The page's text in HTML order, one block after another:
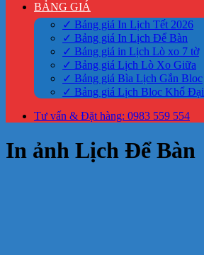
BẢNG GIÁ
✓ Bảng giá In Lịch Tết 2026
✓ Bảng giá In Lịch Để Bàn
✓ Bảng giá in Lịch Lò xo 7 tờ
✓ Bảng giá Lịch Lò Xo Giữa
✓ Bảng giá Bìa Lịch Gắn Bloc
✓ Bảng giá Lịch Bloc Khổ Đại
Tư vấn & Đặt hàng: 0983 559 554
In ảnh Lịch Để Bàn